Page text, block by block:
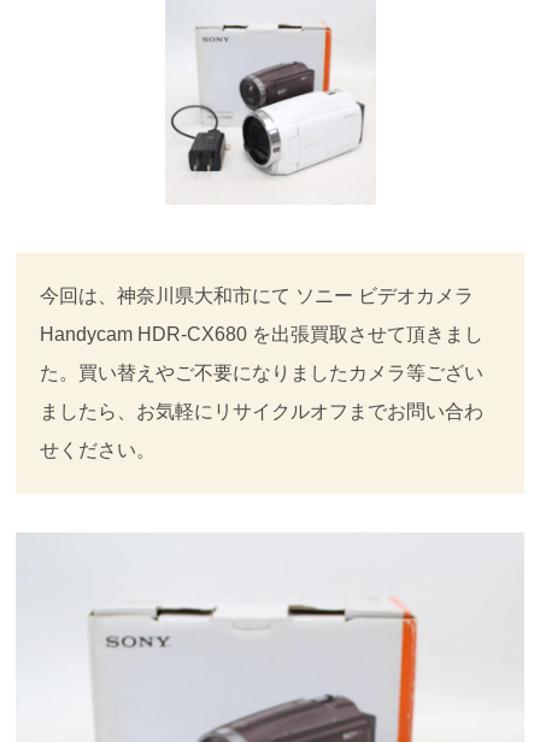
今回は、神奈川県大和市にて ソニー ビデオカメラ
Handycam HDR-CX680 を出張買取させて頂きまし
た。買い替えやご不要になりましたカメラ等ござい
ましたら、お気軽にリサイクルオフまでお問い合わ
せください。